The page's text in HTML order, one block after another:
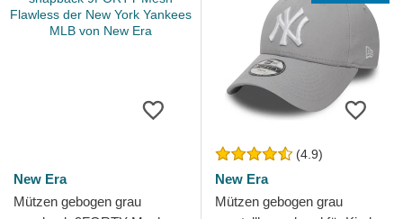
New Era
Mützen gebogen grau
(4.9)
New Era
Mützen gebogen grau